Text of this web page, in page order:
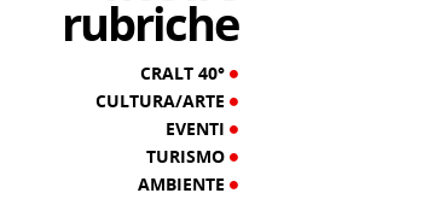
rubriche
CRALT 40°
CULTURA/ARTE
EVENTI
TURISMO
AMBIENTE